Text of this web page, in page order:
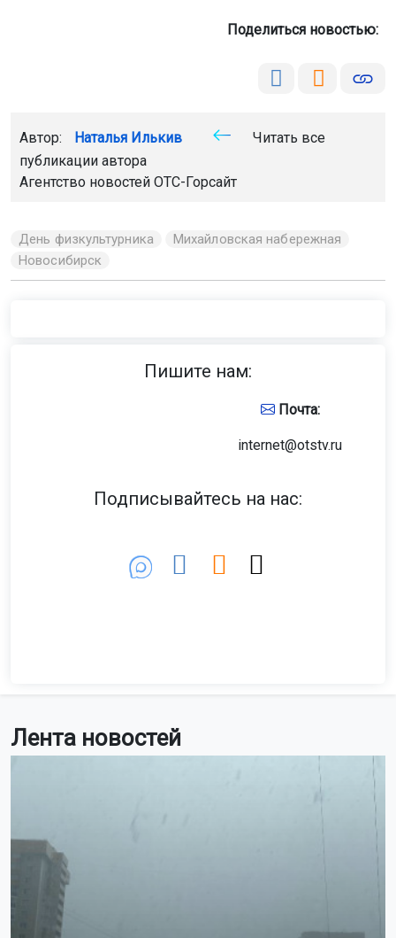
Лента новостей
Поделиться новостью:
Автор: Наталья Илькив
Читать все
публикации автора
Агентство новостей ОТС-Горсайт
День физкультурника
Михайловская набережная
Новосибирск
Пишите нам:
Почта:
internet@otstv.ru
Подписывайтесь на нас: